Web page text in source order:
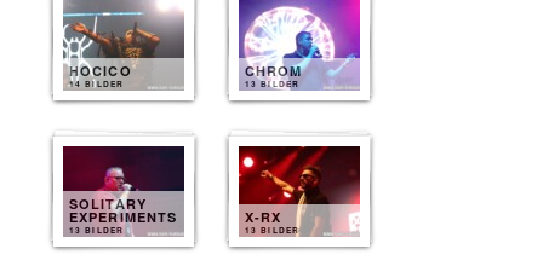
HOCICO
14 BILDER
CHROM
13 BILDER
SOLITARY
EXPERIMENTS
13 BILDER
X-RX
13 BILDER